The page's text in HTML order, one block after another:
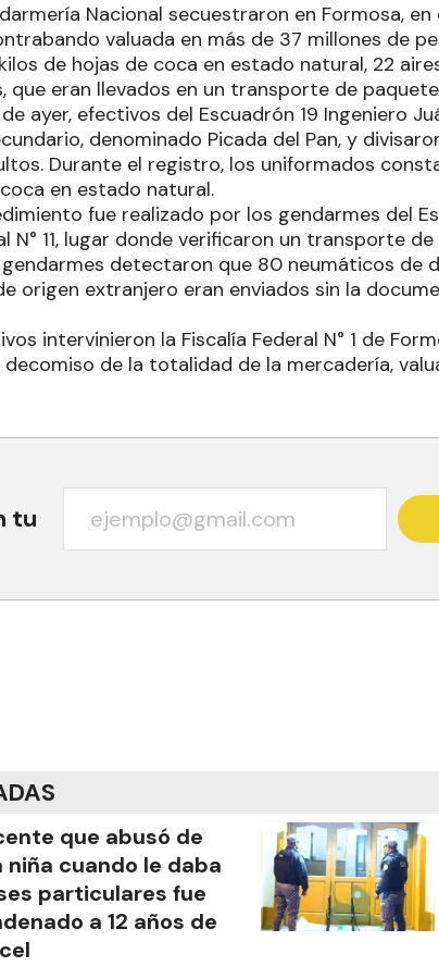
Nacional secuestraron en Formosa,
valuada en más de 37 millones de
de hojas de coca en estado natural, 22
que eran llevados en un transporte de
ayer, efectivos del Escuadrón 19 Ingeniero
denominado Picada del Pan, y
Durante el registro, los uniformados
en estado natural.
fue realizado por los gendarmes del
N° 11, lugar donde verificaron un transporte
detectaron que 80 neumáticos de
origen extranjero eran enviados sin la
intervinieron la Fiscalía Federal N° 1 de
de la totalidad de la mercadería,
tu
que abusó de
niña cuando le daba
particulares fue
a 12 años de